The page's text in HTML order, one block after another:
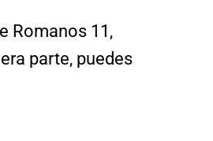
Romanos 11,
parte, puedes